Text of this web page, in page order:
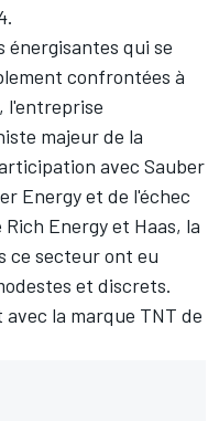
énergisantes qui se
confrontées à
l'entreprise
majeur de la
avec Sauber
Energy et de l'échec
Energy et Haas, la
ce secteur ont eu
et discrets.
la marque TNT de